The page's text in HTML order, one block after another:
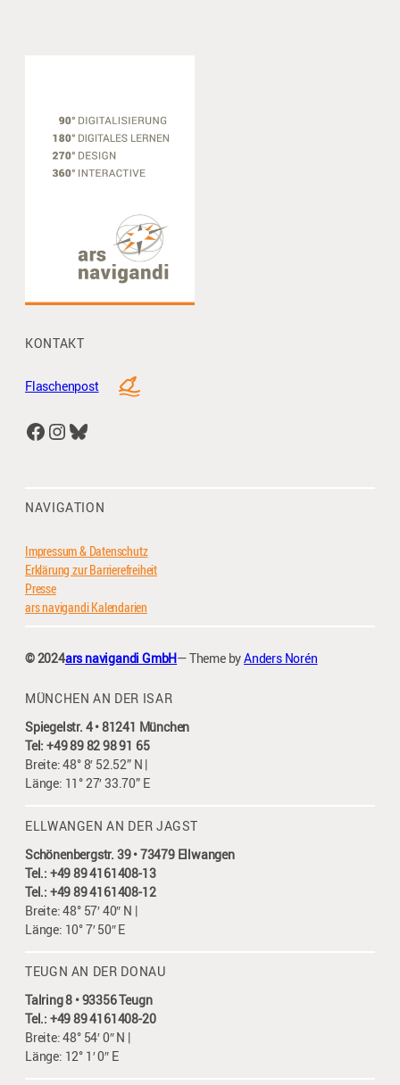
KONTAKT
Flaschenpost
Facebook InstagramBluesky
NAVIGATION
Impressum & Datenschutz
Erklärung zur Barrierefreiheit
Presse
ars navigandi Kalendarien
© 2024ars navigandi GmbH— Theme byAnders Norén
MÜNCHEN AN DER ISAR
Spiegelstr. 4 • 81241 München
Tel: +49 89 82 98 91 65
Breite: 48° 8′ 52.52” N |
Länge: 11° 27′ 33.70” E
ELLWANGEN AN DER JAGST
Schönenbergstr. 39 • 73479 Ellwangen
Tel.: +49 89 4161408-13
Tel.: +49 89 4161408-12
Breite: 48° 57′ 40″ N |
Länge: 10° 7′ 50″ E
TEUGN AN DER DONAU
Talring 8 • 93356 Teugn
Tel.: +49 89 4161408-20
Breite: 48° 54′ 0″ N |
Länge: 12° 1′ 0″ E